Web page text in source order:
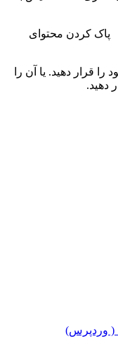
پاک کردن محتوای
قرار دهید. یا آن را
( وردپرس)